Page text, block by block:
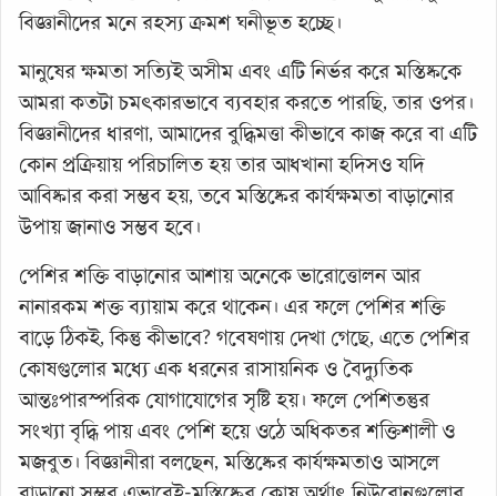
বিজ্ঞানীদের মনে রহস্য ক্রমশ ঘনীভূত হচ্ছে।
মানুষের ক্ষমতা সত্যিই অসীম এবং এটি নির্ভর করে মস্তিষ্ককে
আমরা কতটা চমৎকারভাবে ব্যবহার করতে পারছি, তার ওপর।
বিজ্ঞানীদের ধারণা, আমাদের বুদ্ধিমত্তা কীভাবে কাজ করে বা এটি
কোন প্রক্রিয়ায় পরিচালিত হয় তার আধখানা হদিসও যদি
আবিষ্কার করা সম্ভব হয়, তবে মস্তিষ্কের কার্যক্ষমতা বাড়ানোর
উপায় জানাও সম্ভব হবে।
পেশির শক্তি বাড়ানোর আশায় অনেকে ভারোত্তোলন আর
নানারকম শক্ত ব্যায়াম করে থাকেন। এর ফলে পেশির শক্তি
বাড়ে ঠিকই, কিন্তু কীভাবে? গবেষণায় দেখা গেছে, এতে পেশির
কোষগুলোর মধ্যে এক ধরনের রাসায়নিক ও বৈদ্যুতিক
আন্তঃপারস্পরিক যোগাযোগের সৃষ্টি হয়। ফলে পেশিতন্তুর
সংখ্যা বৃদ্ধি পায় এবং পেশি হয়ে ওঠে অধিকতর শক্তিশালী ও
মজবুত। বিজ্ঞানীরা বলছেন, মস্তিষ্কের কার্যক্ষমতাও আসলে